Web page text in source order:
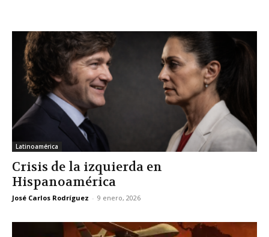
Latinoamérica
Crisis de la izquierda en
Hispanoamérica
José Carlos Rodríguez - 9 enero, 2026